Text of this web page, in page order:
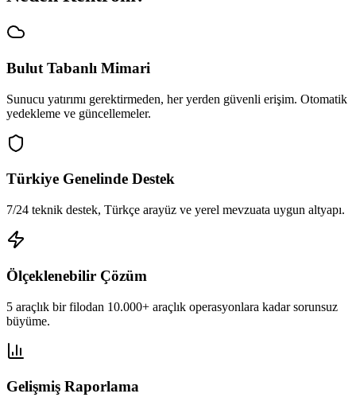
Bulut Tabanlı Mimari
Sunucu yatırımı gerektirmeden, her yerden güvenli erişim. Otomatik
yedekleme ve güncellemeler.
Türkiye Genelinde Destek
7/24 teknik destek, Türkçe arayüz ve yerel mevzuata uygun altyapı.
Ölçeklenebilir Çözüm
5 araçlık bir filodan 10.000+ araçlık operasyonlara kadar sorunsuz
büyüme.
Gelişmiş Raporlama